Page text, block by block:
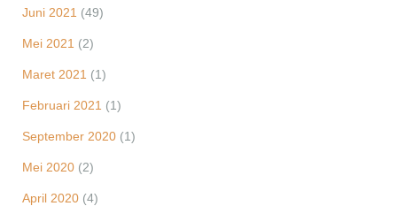
Juni 2021 (49)
Mei 2021 (2)
Maret 2021 (1)
Februari 2021 (1)
September 2020 (1)
Mei 2020 (2)
April 2020 (4)